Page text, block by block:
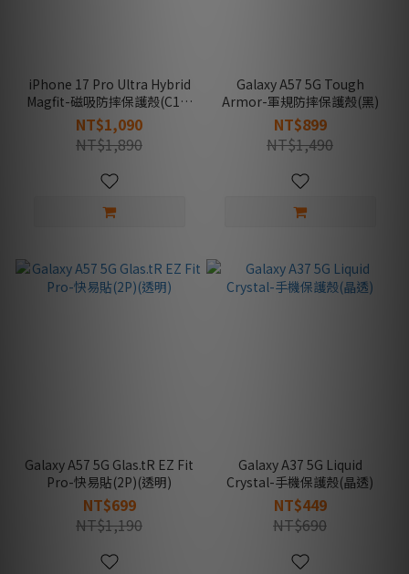
iPhone 17 Pro Ultra Hybrid
Magfit-磁吸防摔保護殼(C11-
音浪)
NT$1,090
NT$1,890
Galaxy A57 5G Tough
Armor-軍規防摔保護殼(黑)
NT$899
NT$1,490
Galaxy A57 5G Glas.tR EZ Fit
Pro-快易貼(2P)(透明)
NT$699
NT$1,190
Galaxy A37 5G Liquid
Crystal-手機保護殼(晶透)
NT$449
NT$690